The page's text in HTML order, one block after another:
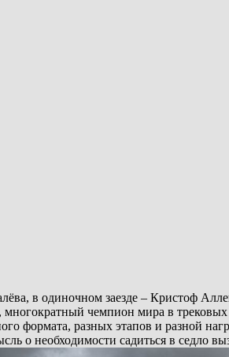
в одиночном заезде – Кристоф
чемпион мира в
формата, разных этапов и разной
о необходимости садиться в седло